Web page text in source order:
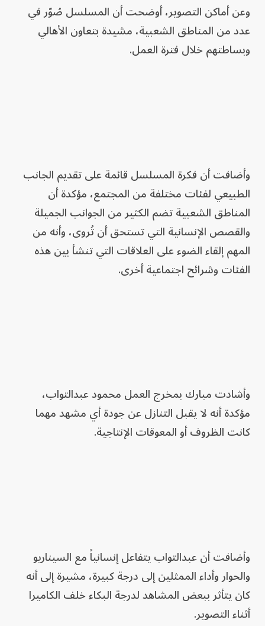
وعن أماكن التصوير، أوضحت أن المسلسل صُوّر في
عدد من المناطق الشعبية، مشيدة بتعاون الأهالي
وبساطتهم خلال فترة العمل.
وأضافت أن فكرة المسلسل قائمة على تقديم الجانب
الطبيعي لفئات مختلفة من المجتمع، مؤكدة أن
المناطق الشعبية تضم الكثير من الجوانب الجميلة
والقصص الإنسانية التي تستحق أن تُروى، وأنه من
المهم إلقاء الضوء على العلاقات التي تنشأ بين هذه
الفئات وشرائح اجتماعية أخرى.
وأشادت مبارك بمخرج العمل محمود عبدالتواب،
مؤكدة أنه لا يقبل التنازل عن جودة أي مشهد مهما
كانت الظروف أو المعوقات الإنتاجية.
وأضافت أن عبدالتواب يتفاعل إنسانياً مع السيناريو
والحوار وأداء الممثلين إلى درجة كبيرة، مشيرة إلى أنه
كان يتأثر ببعض المشاهد لدرجة البكاء خلف الكاميرا
أثناء التصوير.